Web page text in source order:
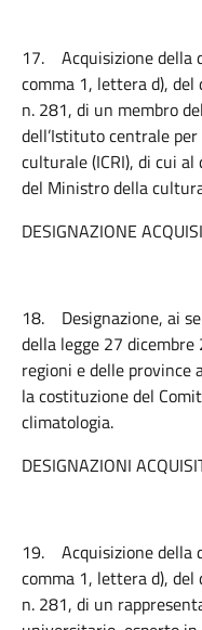
17. Acquisizione della
comma 1, lettera d),
n. 281, di un membro
dell’Istituto centrale
culturale (ICRI), di cui
del Ministro della
DESIGNAZIONE
18. Designazione, ai
della legge 27
regioni e delle province
la costituzione del
climatologia.
DESIGNAZIONI
19. Acquisizione della
comma 1, lettera d),
n. 281, di un